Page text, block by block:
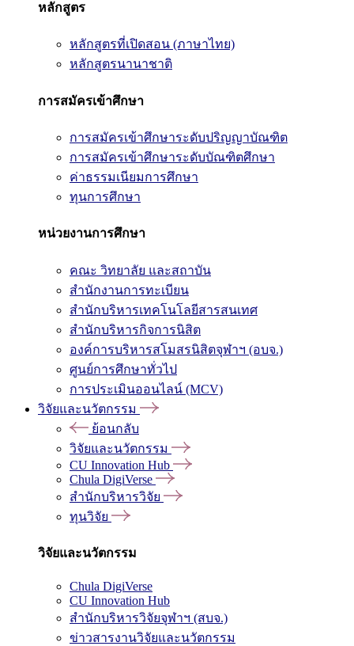
หลักสูตร
หลักสูตรที่เปิดสอน (ภาษาไทย)
หลักสูตรนานาชาติ
การสมัครเข้าศึกษา
การสมัครเข้าศึกษาระดับปริญญาบัณฑิต
การสมัครเข้าศึกษาระดับบัณฑิตศึกษา
ค่าธรรมเนียมการศึกษา
ทุนการศึกษา
หน่วยงานการศึกษา
คณะ วิทยาลัย และสถาบัน
สำนักงานการทะเบียน
สำนักบริหารเทคโนโลยีสารสนเทศ
สำนักบริหารกิจการนิสิต
องค์การบริหารสโมสรนิสิตจุฬาฯ (อบจ.)
ศูนย์การศึกษาทั่วไป
การประเมินออนไลน์ (MCV)
วิจัยและนวัตกรรม
ย้อนกลับ
วิจัยและนวัตกรรม
CU Innovation Hub
Chula DigiVerse
สำนักบริหารวิจัย
ทุนวิจัย
วิจัยและนวัตกรรม
Chula DigiVerse
CU Innovation Hub
สำนักบริหารวิจัยจุฬาฯ (สบจ.)
ข่าวสารงานวิจัยและนวัตกรรม